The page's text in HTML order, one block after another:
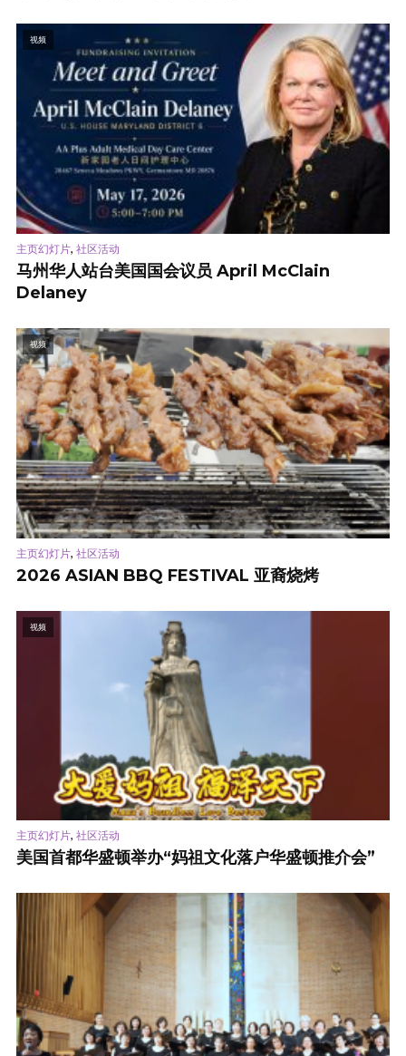
视频
主页幻灯片, 社区活动
马州华人站台美国国会议员 April McClain
Delaney
视频
主页幻灯片, 社区活动
2026 ASIAN BBQ FESTIVAL 亚裔烧烤
视频
主页幻灯片, 社区活动
美国首都华盛顿举办“妈祖文化落户华盛顿推介会”